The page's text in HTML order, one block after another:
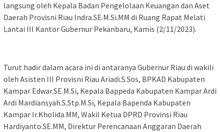
langsung oleh Kepala Badan Pengelolaan Keuangan dan Aset
Daerah Provisni Riau Indra.SE.M.Si.MM di Ruang Rapat Melati
Lantai III Kantor Gubernur Pekanbaru, Kamis (2/11/2023).
Turut hadir dalam acara ini di antaranya Gubernur Riau di wakili
oleh Asisten III Provisni Riau Ariadi.S.Sos, BPKAD Kabupaten
Kampar Edwar.SE.M.Si, Kepala Bappeda Kabupaten Kampar Ardi
Ardi Mardiansyah.S.Stp.M.Si, Kepala Bapenda Kabupaten
Kampar Ir.Kholida.MM, Wakil Ketua DPRD Provinsi Riau
Hardiyanto.SE.MM, Direktur Perencanaan Anggaran Daerah